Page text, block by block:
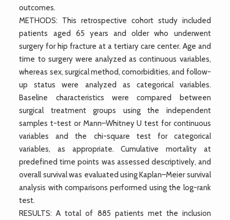
outcomes.
METHODS: This retrospective cohort study included
patients aged 65 years and older who underwent
surgery for hip fracture at a tertiary care center. Age and
time to surgery were analyzed as continuous variables,
whereas sex, surgical method, comorbidities, and follow-
up status were analyzed as categorical variables.
Baseline characteristics were compared between
surgical treatment groups using the independent
samples t-test or Mann–Whitney U test for continuous
variables and the chi-square test for categorical
variables, as appropriate. Cumulative mortality at
predefined time points was assessed descriptively, and
overall survival was evaluated using Kaplan–Meier survival
analysis with comparisons performed using the log-rank
test.
RESULTS: A total of 885 patients met the inclusion